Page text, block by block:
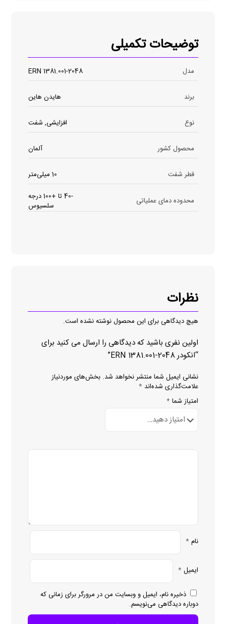
توضیحات تکمیلی
مدل ERN 1381.001-2048
برند هایدن هاین
نوع افزایشی, شفت
محصول کشور آلمان
قطر شفت 10 میلی‌متر
محدوده دمای عملیاتی
-40 تا +100 درجه
سلسیوس
نظرات
هیچ دیدگاهی برای این محصول نوشته نشده است.
اولین نفری باشید که دیدگاهی را ارسال می کنید برای
“انکودر ERN 1381.001-2048”
نشانی ایمیل شما منتشر نخواهد شد. بخش‌های موردنیاز
علامت‌گذاری شده‌اند *
امتیاز شما *
نام *
ایمیل *
ذخیره نام، ایمیل و وبسایت من در مرورگر برای زمانی که
دوباره دیدگاهی می‌نویسم.